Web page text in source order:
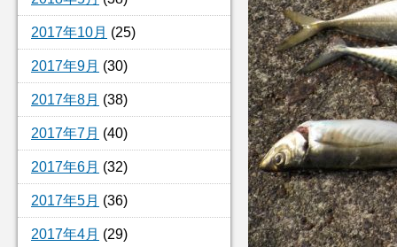
2017年10月 (25)
2017年9月 (30)
2017年8月 (38)
2017年7月 (40)
2017年6月 (32)
2017年5月 (36)
2017年4月 (29)